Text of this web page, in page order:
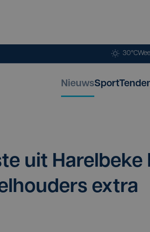
30°C
NieuwsSport
uit
extra